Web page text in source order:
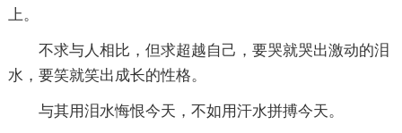
上。
不求与人相比，但求超越自己，要哭就哭出激动的泪
水，要笑就笑出成长的性格。
与其用泪水悔恨今天，不如用汗水拼搏今天。